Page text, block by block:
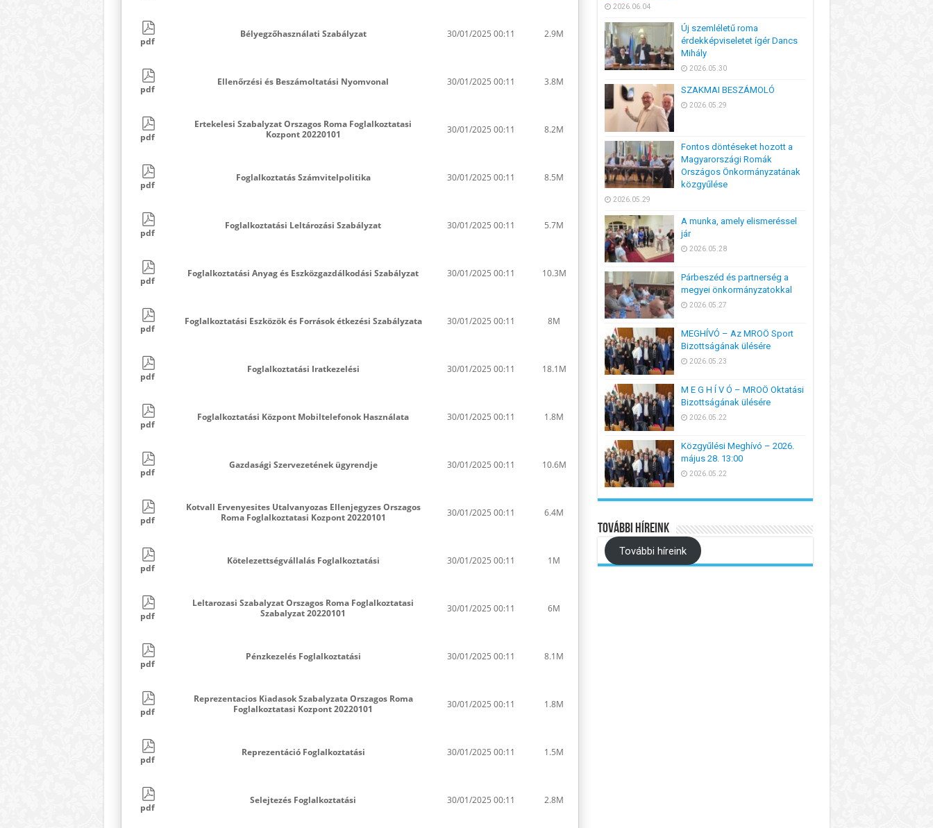
pdf
Bélyegzőhasználati Szabályzat 30/01/2025 00:11 2.9M
pdf
Ellenőrzési és Beszámoltatási Nyomvonal 30/01/2025 00:11 3.8M
pdf
Ertekelesi Szabalyzat Orszagos Roma Foglalkoztatasi
Kozpont 20220101
30/01/2025 00:11 8.2M
pdf
Foglalkoztatás Számvitelpolitika 30/01/2025 00:11 8.5M
pdf
Foglalkoztatási Leltározási Szabályzat 30/01/2025 00:11 5.7M
pdf
Foglalkoztatási Anyag és Eszközgazdálkodási Szabályzat 30/01/2025 00:11 10.3M
pdf
Foglalkoztatási Eszközök és Források étkezési Szabályzata 30/01/2025 00:11 8M
pdf
Foglalkoztatási Iratkezelési 30/01/2025 00:11 18.1M
pdf
Foglalkoztatási Központ Mobiltelefonok Használata 30/01/2025 00:11 1.8M
pdf
Gazdasági Szervezetének ügyrendje 30/01/2025 00:11 10.6M
pdf
Kotvall Ervenyesites Utalvanyozas Ellenjegyzes Orszagos
Roma Foglalkoztatasi Kozpont 20220101
30/01/2025 00:11 6.4M
pdf
Kötelezettségvállalás Foglalkoztatási 30/01/2025 00:11 1M
pdf
Leltarozasi Szabalyzat Orszagos Roma Foglalkoztatasi
Szabalyzat 20220101
30/01/2025 00:11 6M
pdf
Pénzkezelés Foglalkoztatási 30/01/2025 00:11 8.1M
pdf
Reprezentacios Kiadasok Szabalyzata Orszagos Roma
Foglalkoztatasi Kozpont 20220101
30/01/2025 00:11 1.8M
pdf
Reprezentáció Foglalkoztatási 30/01/2025 00:11 1.5M
pdf
Selejtezés Foglalkoztatási 30/01/2025 00:11 2.8M
2026.06.04
Új szemléletű roma
érdekképviseletet ígér Dancs
Mihály
2026.05.30
SZAKMAI BESZÁMOLÓ
2026.05.29
Fontos döntéseket hozott a
Magyarországi Romák
Országos Önkormányzatának
közgyűlése
2026.05.29
A munka, amely elismeréssel
jár
2026.05.28
Párbeszéd és partnerség a
megyei önkormányzatokkal
2026.05.27
MEGHÍVÓ – Az MROÖ Sport
Bizottságának ülésére
2026.05.23
M E G H Í V Ó – MROÖ Oktatási
Bizottságának ülésére
2026.05.22
Közgyűlési Meghívó – 2026.
május 28. 13:00
2026.05.22
További híreink
További híreink